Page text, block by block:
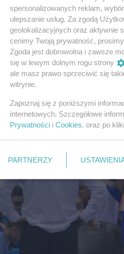
który w pierwszych
spersonalizowanych reklam,
ulepszanie usług. Za zgodą
geolokalizacyjnych oraz aktywnie
cenimy Twoją prywatność,
Zgoda jest dobrowolna i zawsze
się w lewym dolnym rogu strony
ale masz prawo sprzeciwić się
witrynie.
Zapoznaj się z poniższymi
internetowych. Szczegółowe
Prywatności i Cookies. oraz po
PARTNERZY